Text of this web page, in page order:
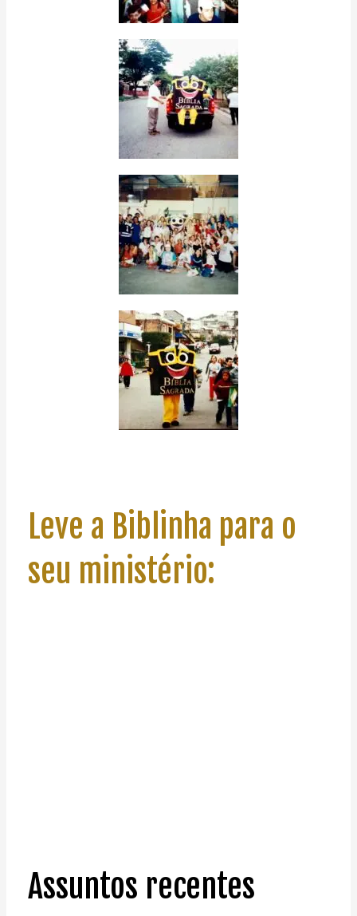
Leve a Biblinha para o
seu ministério:
Assuntos recentes